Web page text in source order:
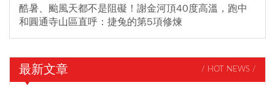
酷暑、颱風天都不是阻礙！謝金河頂40度高溫，跑中
和圓通寺山區直呼：捷兔的第5項修煉
最新文章 / HOT NEWS /